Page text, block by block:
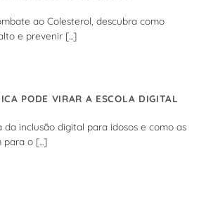
ao Colesterol, descubra como
e prevenir [...]
PODE VIRAR A ESCOLA DIGITAL
inclusão digital para idosos e como as
o [...]